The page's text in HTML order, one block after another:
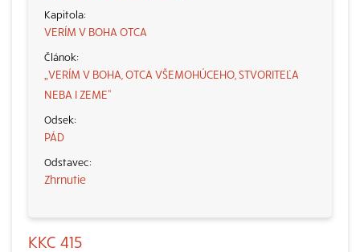
VERÍM V BOHA OTCA
„VERÍM V BOHA, OTCA VŠEMOHÚCEHO, STVORITEĽA
NEBA I ZEME“
PÁD
Zhrnutie
KKC 415